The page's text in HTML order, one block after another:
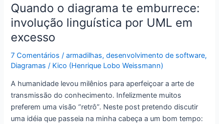
Quando o diagrama te emburrece:
involução linguística por UML em
excesso
7 Comentários /armadilhas,desenvolvimento de software,
Diagramas / Kico (Henrique Lobo Weissmann)
A humanidade levou milênios para aperfeiçoar a arte de
transmissão do conhecimento. Infelizmente muitos
preferem uma visão “retrô”. Neste post pretendo discutir
uma idéia que passeia na minha cabeça a um bom tempo: